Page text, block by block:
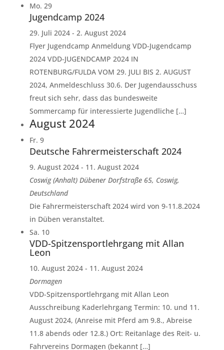
Mo. 29
Jugendcamp 2024
29. Juli 2024- 2. August 2024
Flyer Jugendcamp Anmeldung VDD-Jugendcamp
2024 VDD-JUGENDCAMP 2024 IN
ROTENBURG/FULDA VOM 29. JULI BIS 2. AUGUST
2024, Anmeldeschluss 30.6. Der Jugendausschuss
freut sich sehr, dass das bundesweite
Sommercamp für interessierte Jugendliche […]
August 2024
Fr. 9
Deutsche Fahrermeisterschaft 2024
9. August 2024- 11. August 2024
Coswig (Anhalt) Dübener Dorfstraße 65, Coswig,
Deutschland
Die Fahrermeisterschaft 2024 wird von 9-11.8.2024
in Düben veranstaltet.
Sa. 10
VDD-Spitzensportlehrgang mit Allan
Leon
10. August 2024- 11. August 2024
Dormagen
VDD-Spitzensportlehrgang mit Allan Leon
Ausschreibung Kaderlehrgang Termin: 10. und 11.
August 2024, (Anreise mit Pferd am 9.8., Abreise
11.8 abends oder 12.8.) Ort: Reitanlage des Reit- u.
Fahrvereins Dormagen (bekannt […]